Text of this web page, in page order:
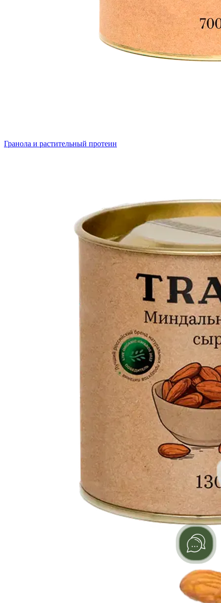
Гранола и растительный протеин